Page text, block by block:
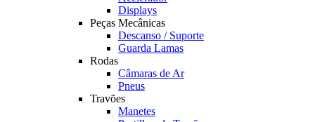
Displays
Peças Mecânicas
Descanso / Suporte
Guarda Lamas
Rodas
Câmaras de Ar
Pneus
Travões
Manetes